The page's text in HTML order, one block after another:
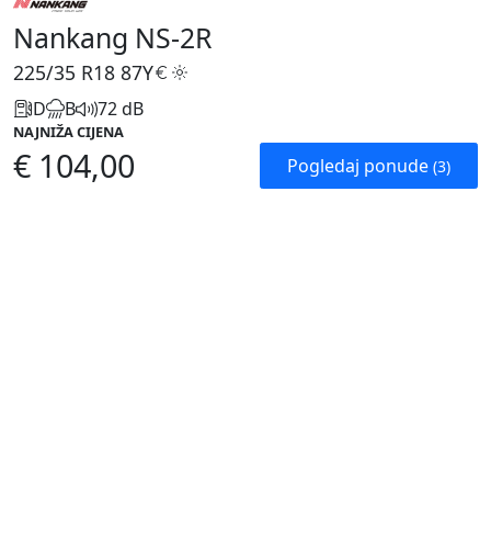
Nankang NS-2R
225/35 R18 87Y
D B 72 dB
NAJNIŽA CIJENA
€ 104,00 Pogledaj ponude (3)